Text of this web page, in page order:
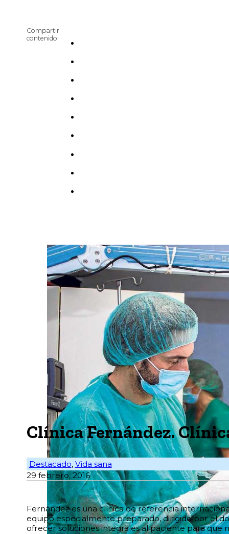
Compartir
contenido
Clínica Fernández.
Destacado, Vida sana
29 febrero, 2016
Fernández es una clínica de referencia
equipo especialmente preparado, dirigido por el
ofrecer soluciones integrales al paciente para que